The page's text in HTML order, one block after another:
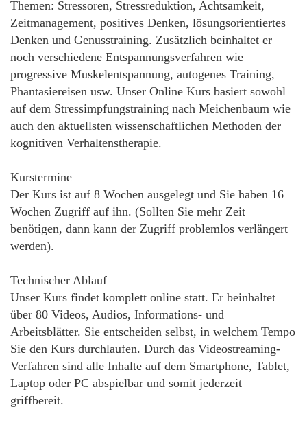
Themen: Stressoren, Stressreduktion, Achtsamkeit,
Zeitmanagement, positives Denken, lösungsorientiertes
Denken und Genusstraining. Zusätzlich beinhaltet er
noch verschiedene Entspannungsverfahren wie
progressive Muskelentspannung, autogenes Training,
Phantasiereisen usw. Unser Online Kurs basiert sowohl
auf dem Stressimpfungstraining nach Meichenbaum wie
auch den aktuellsten wissenschaftlichen Methoden der
kognitiven Verhaltenstherapie.
Kurstermine
Der Kurs ist auf 8 Wochen ausgelegt und Sie haben 16
Wochen Zugriff auf ihn. (Sollten Sie mehr Zeit
benötigen, dann kann der Zugriff problemlos verlängert
werden).
Technischer Ablauf
Unser Kurs findet komplett online statt. Er beinhaltet
über 80 Videos, Audios, Informations- und
Arbeitsblätter. Sie entscheiden selbst, in welchem Tempo
Sie den Kurs durchlaufen. Durch das Videostreaming-
Verfahren sind alle Inhalte auf dem Smartphone, Tablet,
Laptop oder PC abspielbar und somit jederzeit
griffbereit.